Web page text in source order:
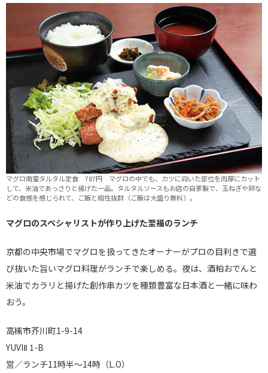
マグロ南蛮タルタル定食 787円 マグロの中でも、カツに向いた部位を肉厚にカット
して、米油であっさりと揚げた一品。タルタルソースもお店の自家製で、玉ねぎや卵な
どの食感を感じられて、ご飯と相性抜群（ご飯は大盛り無料）。
マグロのスペシャリストが作り上げた至福のランチ
京都の中央市場でマグロを扱ってきたオーナーがプロの目利きで選
び抜いた旨いマグロ料理がランチで楽しめる。夜は、酒粕おでんと
米油でカラリと揚げた創作串カツを種類豊富な日本酒と一緒に味わ
おう。
高槻市芥川町1-9-14
YUVIⅡ 1-B
営／ランチ11時半～14時（L.O）